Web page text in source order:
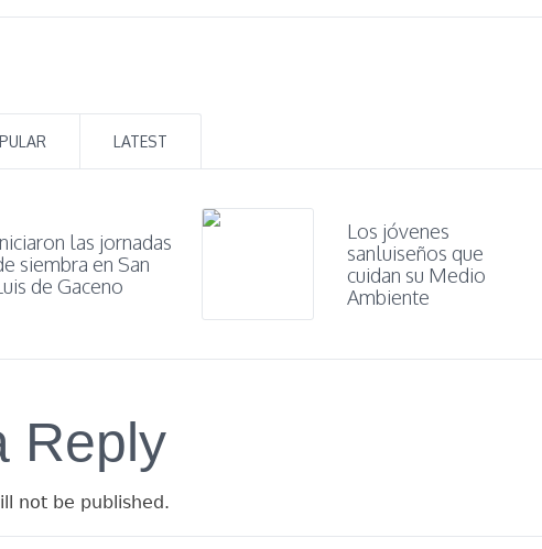
LATEST
las jornadas
siembra en San
de Gaceno
Los jóvenes
sanluiseños que
cuidan su Medio
Ambiente
Reply
not be published.